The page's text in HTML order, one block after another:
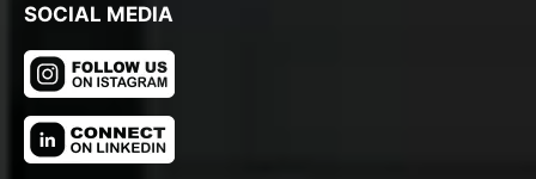
SOCIAL MEDIA